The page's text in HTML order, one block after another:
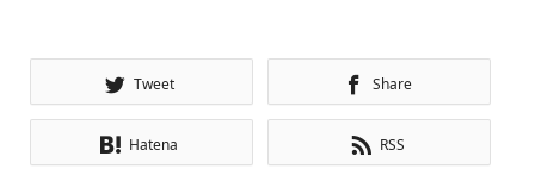
Tweet Share
Hatena RSS